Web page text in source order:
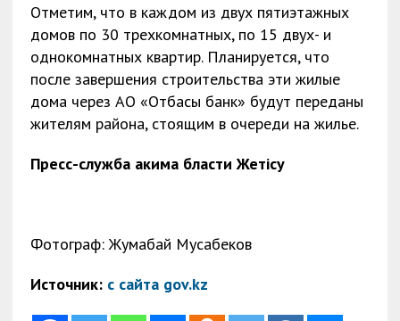
Отметим, что в каждом из двух пятиэтажных
домов по 30 трехкомнатных, по 15 двух- и
однокомнатных квартир. Планируется, что
после завершения строительства эти жилые
дома через АО «Отбасы банк» будут переданы
жителям района, стоящим в очереди на жилье.
Пресс-служба акима бласти Жетісу
Фотограф: Жумабай Мусабеков
Источник: с сайта gov.kz